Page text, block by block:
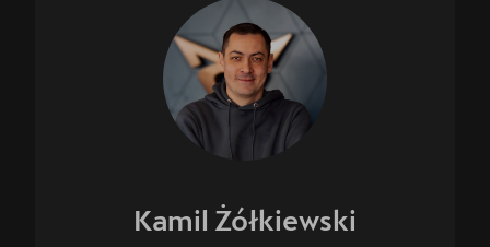
Kamil Żółkiewski